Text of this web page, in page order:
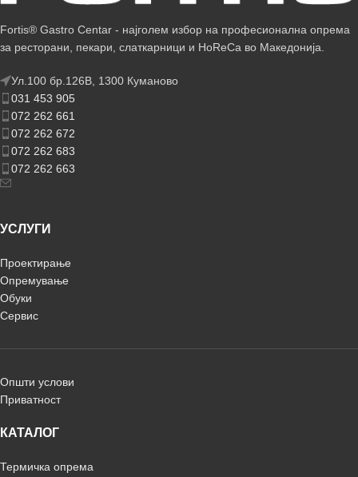
Fortis® Gastro Centar - најголем избор на професионална опрема
за ресторани, пекари, слаткарници и HoReCa во Македонија.
Ул.100 бр.126В, 1300 Куманово
031 453 905
072 262 661
072 262 672
072 262 683
072 262 663
УСЛУГИ
Проектирање
Опремување
Обуки
Сервис
Општи услови
Приватност
КАТАЛОГ
Термичка опрема